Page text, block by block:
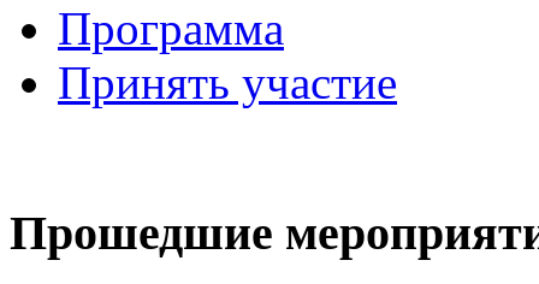
Программа
Принять участие
Прошедшие